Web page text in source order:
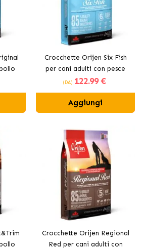
Crocchette Orijen Six Fish
per cani adulti con pesce
(DA) 122.99 €
Aggiungi
Crocchette Orijen Regional
Red per cani adulti con